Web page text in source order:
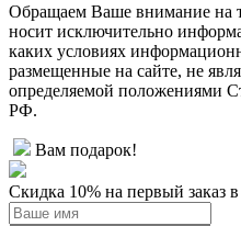
Обращаем Ваше внимание на
носит исключительно
каких условиях
размещенные на сайте, не
определяемой положениями
РФ.
Вам подарок!
Скидка 10% на первый заказ